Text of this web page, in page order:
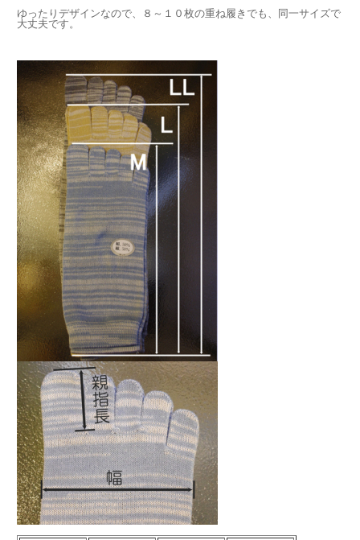
ゆったりデザインなので、８～１０枚の重ね履きでも、同一サイズで
大丈夫です。